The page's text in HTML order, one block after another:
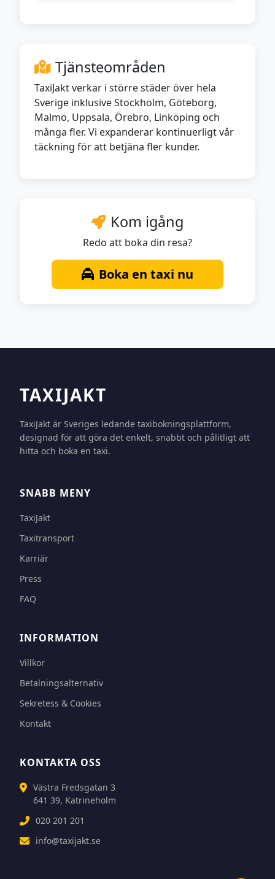
Tjänsteområden
TaxiJakt verkar i större städer över hela
Sverige inklusive Stockholm, Göteborg,
Malmö, Uppsala, Örebro, Linköping och
många fler. Vi expanderar kontinuerligt vår
täckning för att betjäna fler kunder.
Kom igång
Redo att boka din resa?
Boka en taxi nu
TAXIJAKT
TaxiJakt är Sveriges ledande taxibokningsplattform,
designad för att göra det enkelt, snabbt och pålitligt att
hitta och boka en taxi.
SNABB MENY
TaxiJakt
Taxitransport
Karriär
Press
FAQ
INFORMATION
Villkor
Betalningsalternativ
Sekretess & Cookies
Kontakt
KONTAKTA OSS
Västra Fredsgatan 3
641 39, Katrineholm
020 201 201
info@taxijakt.se